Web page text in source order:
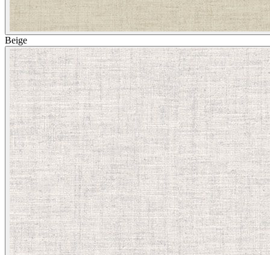
Beige